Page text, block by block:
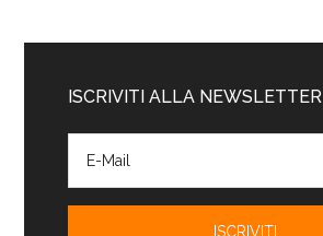
ISCRIVITI ALLA NEWSLETTER